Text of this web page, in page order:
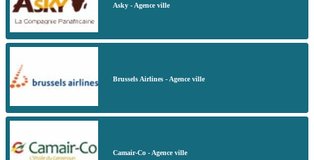
Asky - Agence ville
Brussels Airlines - Agence ville
Camair-Co - Agence ville